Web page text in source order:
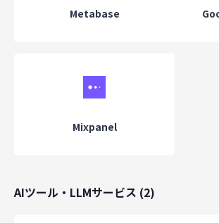
Metabase
Mixpanel
AIツール・LLMサービス (2)